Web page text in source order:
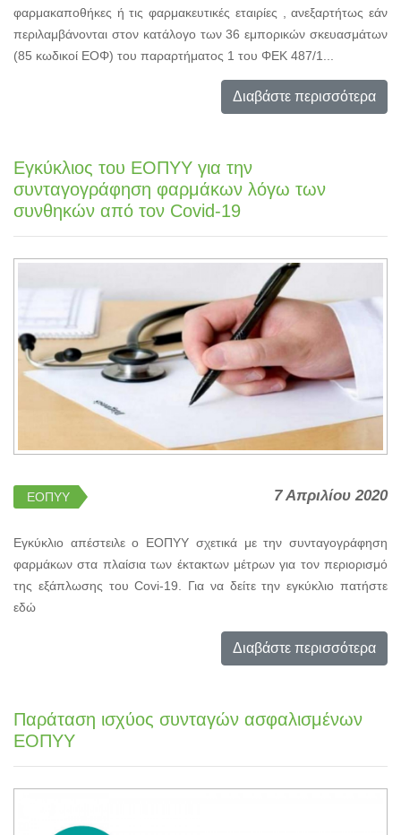
φαρμακαποθήκες ή τις φαρμακευτικές εταιρίες , ανεξαρτήτως εάν
περιλαμβάνονται στον κατάλογο των 36 εμπορικών σκευασμάτων
(85 κωδικοί ΕΟΦ) του παραρτήματος 1 του ΦΕΚ 487/1...
Διαβάστε περισσότερα
Εγκύκλιος του ΕΟΠΥΥ για την
συνταγογράφηση φαρμάκων λόγω των
συνθηκών από τον Covid-19
ΕΟΠΥΥ 7 Απριλίου 2020
Εγκύκλιο απέστειλε ο ΕΟΠΥΥ σχετικά με την συνταγογράφηση
φαρμάκων στα πλαίσια των έκτακτων μέτρων για τον περιορισμό
της εξάπλωσης του Covi-19. Για να δείτε την εγκύκλιο πατήστε
εδώ
Διαβάστε περισσότερα
Παράταση ισχύος συνταγών ασφαλισμένων
ΕΟΠΥΥ